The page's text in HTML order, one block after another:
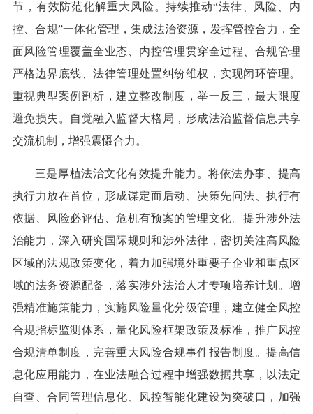
节，有效防范化解重大风险。持续推动“法律、风险、内
控、合规”一体化管理，集成法治资源，发挥管控合力，全
面风险管理覆盖全业态、内控管理贯穿全过程、合规管理
严格边界底线、法律管理处置纠纷维权，实现闭环管理。
重视典型案例剖析，建立整改制度，举一反三，最大限度
避免损失。自觉融入监督大格局，形成法治监督信息共享
交流机制，增强震慑合力。
三是厚植法治文化有效提升能力。将依法办事、提高
执行力放在首位，形成谋定而后动、决策先问法、执行有
依据、风险必评估、危机有预案的管理文化。提升涉外法
治能力，深入研究国际规则和涉外法律，密切关注高风险
区域的法规政策变化，着力加强境外重要子企业和重点区
域的法务资源配备，落实涉外法治人才专项培养计划。增
强精准施策能力，实施风险量化分级管理，建立健全风控
合规指标监测体系，量化风险框架政策及标准，推广风控
合规清单制度，完善重大风险合规事件报告制度。提高信
息化应用能力，在业法融合过程中增强数据共享，以法定
自查、合同管理信息化、风控智能化建设为突破口，加强